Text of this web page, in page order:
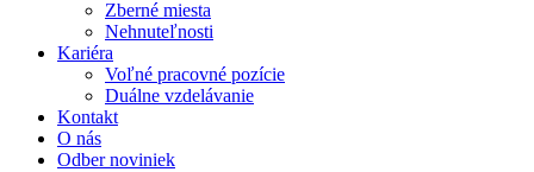
Zberné miesta
Nehnuteľnosti
Kariéra
Voľné pracovné pozície
Duálne vzdelávanie
Kontakt
O nás
Odber noviniek